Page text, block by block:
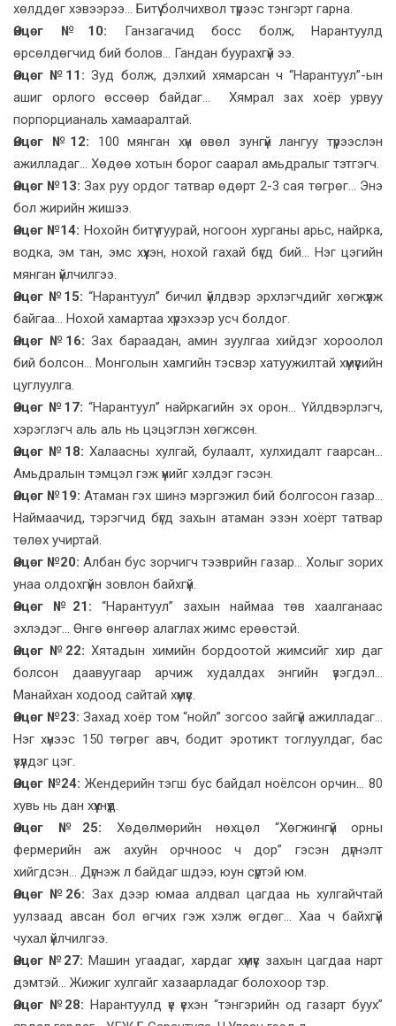
хөлддөг хэвээрээ... Битүү болчихвол түрээс тэнгэрт гарна.
Өнцөг №10:
Ганзагачид босс болж, Нарантуулд
өрсөлдөгчид бий болов... Гандан буурахгүй ээ.
Өнцөг №11: Зуд болж, дэлхий хямарсан ч “Нарантуул”-ын
ашиг орлого өссөөр байдаг... Хямрал зах хоёр урвуу
порпорцианаль хамааралтай.
Өнцөг №12: 100 мянган хүн өвөл зунгүй лангуу түрээслэн
ажилладаг... Хөдөө хотын борог саарал амьдралыг тэтгэгч.
Өнцөг №13:Зах руу ордог татвар өдөрт 2-3 сая төгрөг... Энэ
бол жирийн жишээ.
Өнцөг №14: Нохойн битүү туурай, ногоон хурганы арьс, найрка,
водка, эм тан, эмс хүүхэн, нохой гахай бүгд бий... Нэг цэгийн
мянган үйлчилгээ.
Өнцөг №15: “Нарантуул” бичил үйлдвэр эрхлэгчдийг хөгжүүлж
байгаа... Нохой хамартаа хүрэхээр усч болдог.
Өнцөг №16: Зах бараадан, амин зуулгаа хийдэг хороолол
бий болсон... Монголын хамгийн тэсвэр хатуужилтай хүмүүсийн
цуглуулга.
Өнцөг №17: “Нарантуул” найркагийн эх орон... Үйлдвэрлэгч,
хэрэглэгч аль аль нь цэцэглэн хөгжсөн.
Өнцөг №18: Халаасны хулгай, булаалт, хулхидалт гаарсан...
Амьдралын тэмцэл гэж үүнийг хэлдэг гэсэн.
Өнцөг №19: Атаман гэх шинэ мэргэжил бий болгосон газар...
Наймаачид, тэрэгчид бүгд захын атаман эзэн хоёрт татвар
төлөх учиртай.
Өнцөг №20: Албан бус зорчигч тээврийн газар... Холыг зорих
унаа олдохгүйн зовлон байхгүй.
Өнцөг №21: “Нарантуул” захын наймаа төв хаалганаас
эхлэдэг... Өнгө өнгөөр алаглах жимс ерөөстэй.
Өнцөг №22: Хятадын химийн бордоотой жимсийг хир даг
болсон даавуугаар арчиж худалдах энгийн үзэгдэл...
Манайхан ходоод сайтай хүмүүс.
Өнцөг №23: Захад хоёр том “нойл” зогсоо зайгүй ажилладаг...
Нэг хүнээс 150 төгрөг авч, бодит эротикт тоглуулдаг, бас
үзүүлдэг цэг.
Өнцөг №24: Жендерийн тэгш бус байдал ноёлсон орчин... 80
хувь нь дан хүүхнүүд.
Өнцөг №25: Хөдөлмөрийн нөхцөл “Хөгжингүй орны
фермерийн аж ахуйн орчноос ч дор” гэсэн дүгнэлт
хийгдсэн... Дүгнэж л байдаг шдээ, юун сүртэй юм.
Өнцөг №26: Зах дээр юмаа алдвал цагдаа нь хулгайчтай
уулзаад авсан бол өгчих гэж хэлж өгдөг... Хаа ч байхгүй
чухал үйлчилгээ.
Өнцөг №27: Машин угаадаг, хардаг хүмүүс захын цагдаа нарт
дэмтэй... Жижиг хулгайг хазаарладаг болохоор тэр.
Өнцөг №28: Нарантуулд үе үехэн “тэнгэрийн од газарт буух”